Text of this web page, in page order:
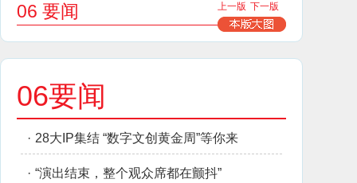
06 要闻 上一版 下一版
06要闻
· 28大IP集结 “数字文创黄金周”等你来
· “演出结束，整个观众席都在颤抖”